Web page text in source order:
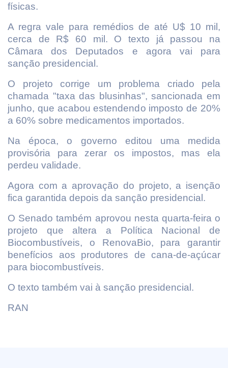
físicas.
A regra vale para remédios de até U$ 10 mil,
cerca de R$ 60 mil. O texto já passou na
Câmara dos Deputados e agora vai para
sanção presidencial.
O projeto corrige um problema criado pela
chamada "taxa das blusinhas", sancionada em
junho, que acabou estendendo imposto de 20%
a 60% sobre medicamentos importados.
Na época, o governo editou uma medida
provisória para zerar os impostos, mas ela
perdeu validade.
Agora com a aprovação do projeto, a isenção
fica garantida depois da sanção presidencial.
O Senado também aprovou nesta quarta-feira o
projeto que altera a Política Nacional de
Biocombustíveis, o RenovaBio, para garantir
benefícios aos produtores de cana-de-açúcar
para biocombustíveis.
O texto também vai à sanção presidencial.
RAN